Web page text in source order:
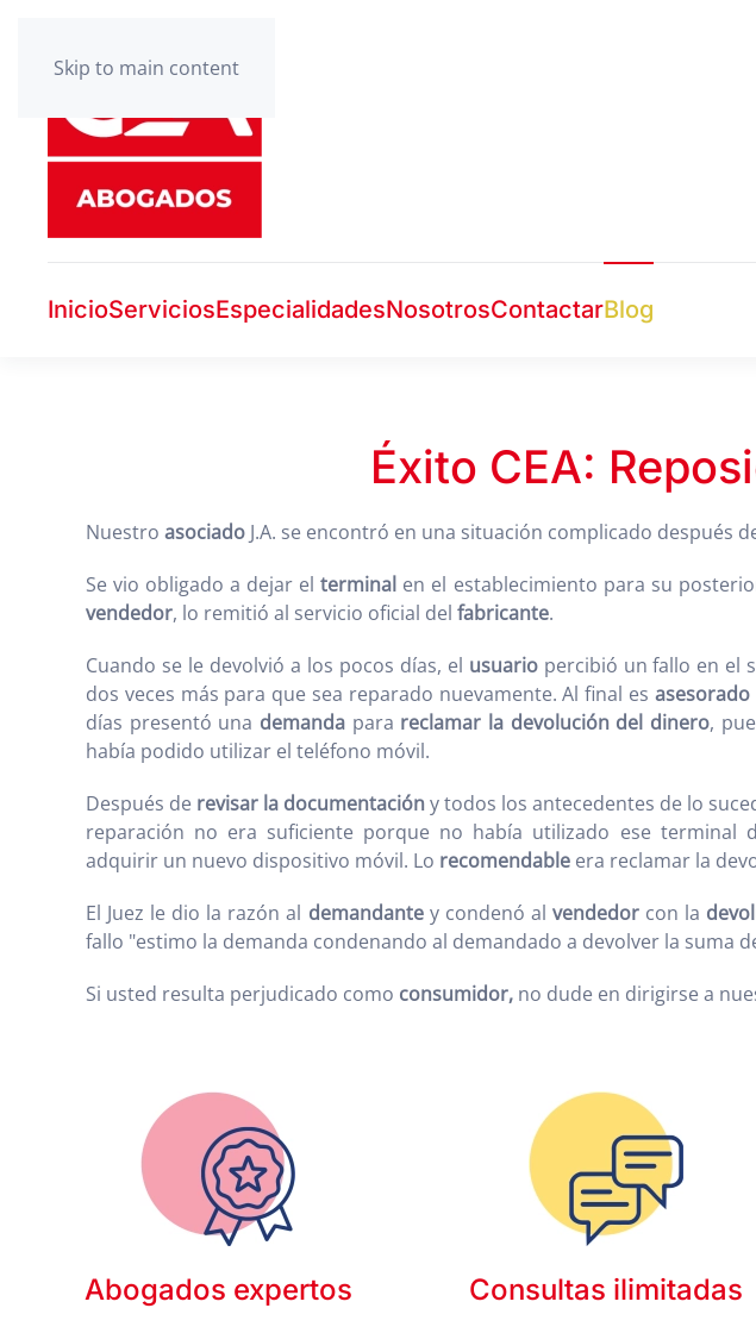
Skip to main content
InicioServiciosEspecialidadesNosotrosContactarBlog
Éxito CEA:
Nuestro asociado J.A. se encontró en una situación complicado después
Se vio obligado a dejar elterminal en el establecimiento para su
vendedor, lo remitió al servicio oficial del fabricante.
Cuando se le devolvió a los pocos días, el usuariopercibió un fallo en el
dos veces más para que sea reparado nuevamente. Al final es asesorado
días presentó una demandapara reclamar la devolución del dinero,
había podido utilizar el teléfono móvil.
Después de revisar la documentacióny todos los antecedentes de lo
reparación no era suficiente porque no había utilizado ese terminal
adquirir un nuevo dispositivo móvil. Lo recomendable era reclamar la
El Juez le dio la razón al demandantey condenó al vendedorcon la
fallo "estimo la demanda condenando al demandado a devolver la suma
Si usted resulta perjudicado como consumidor, no dude en dirigirse a
Abogados expertos Consultas ilimitadas